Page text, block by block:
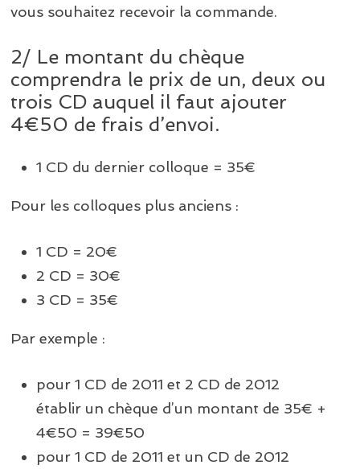
vous souhaitez recevoir la commande.
2/ Le montant du chèque
comprendra le prix de un, deux ou
trois CD auquel il faut ajouter
4€50 de frais d’envoi.
1 CD du dernier colloque = 35€
Pour les colloques plus anciens :
1 CD = 20€
2 CD = 30€
3 CD = 35€
Par exemple :
pour 1 CD de 2011 et 2 CD de 2012
établir un chèque d’un montant de 35€ +
4€50 = 39€50
pour 1 CD de 2011 et un CD de 2012